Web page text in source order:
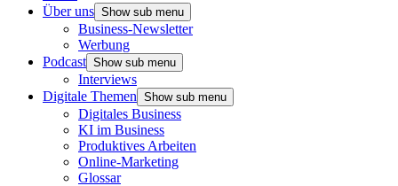
Über uns Show sub menu
Business-Newsletter
Werbung
Podcast Show sub menu
Interviews
Digitale Themen Show sub menu
Digitales Business
KI im Business
Produktives Arbeiten
Online-Marketing
Glossar